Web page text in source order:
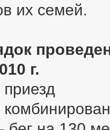
их семей.
г.